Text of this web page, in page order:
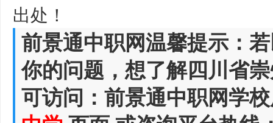
出处！
前景通中职网温馨提示：
你的问题，想了解四川省
可访问：前景通中职网学